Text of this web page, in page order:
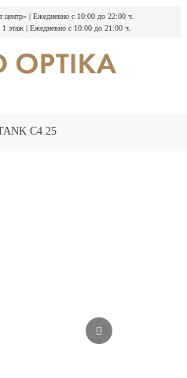
центр» | Ежедневно с 10:00 до 22:00 ч.
этаж | Ежедневно с 10:00 до 21:00 ч.
C4 25